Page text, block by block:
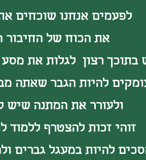
לפעמים אנחנו שוכחים
את הכוח של החיבור
בתוכך רצון לגלות את
להיות הגבר שאתה
ולעורר את המתנה שיש
זוהי זכותלהצטרף ללמוד
להיות במעגל גברים